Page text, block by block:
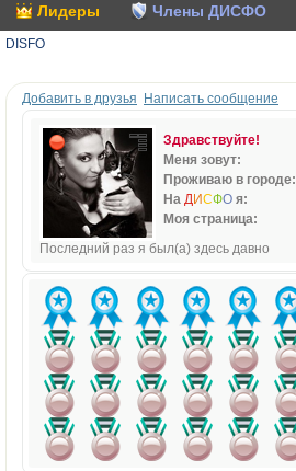
Лидеры Члены ДИСФО
DISFO
Добавить в друзья Написать сообщение
Здравствуйте!
Меня зовут:
Проживаю в городе:
На ДИСФО я:
Моя страница:
Последний раз я был(а) здесь давно